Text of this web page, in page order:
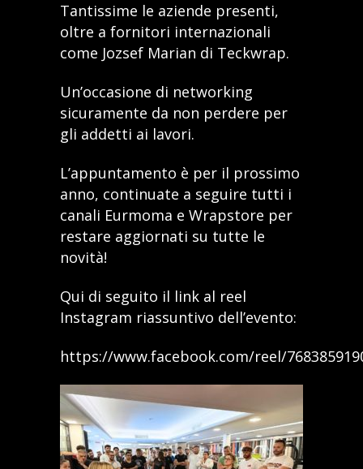
Tantissime le aziende presenti,
oltre a fornitori internazionali
come Jozsef Marian di Teckwrap.
Un’occasione di networking
sicuramente da non perdere per
gli addetti ai lavori.
L’appuntamento è per il prossimo
anno, continuate a seguire tutti i
canali Eurmoma e Wrapstore per
restare aggiornati su tutte le
novità!
Qui di seguito il link al reel
Instagram riassuntivo dell’evento:
https://www.facebook.com/reel/